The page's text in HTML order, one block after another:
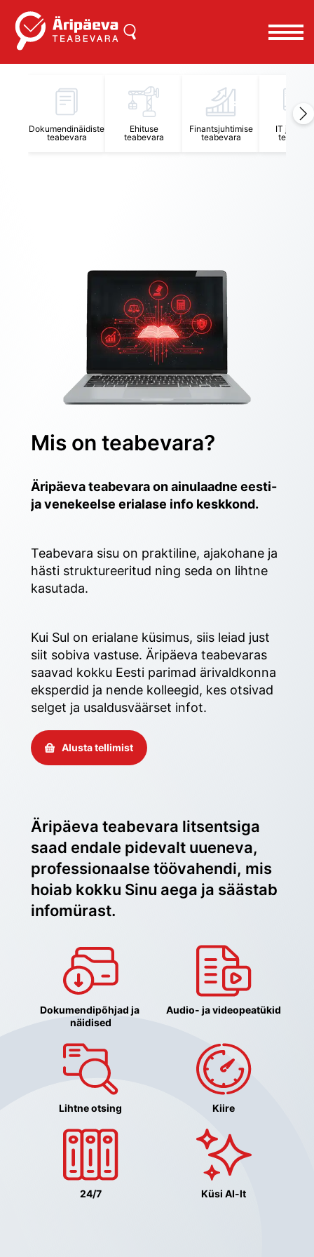
Dokumendinäidiste
teabevara
Ehituse
teabevara
Finantsjuhtimise
teabevara
IT
Mis on teabevara?
Äripäeva teabevara on ainulaadne eesti-
ja venekeelse erialase info keskkond.
Teabevara sisu on praktiline, ajakohane ja
hästi struktureeritud ning seda on lihtne
kasutada.
Kui Sul on erialane küsimus, siis leiad just
siit sobiva vastuse. Äripäeva teabevaras
saavad kokku Eesti parimad ärivaldkonna
eksperdid ja nende kolleegid, kes otsivad
selget ja usaldusväärset infot.
Alusta tellimist
Äripäeva teabevara litsentsiga
saad endale pidevalt uueneva,
professionaalse töövahendi, mis
hoiab kokku Sinu aega ja säästab
infomürast.
Dokumendipõhjad ja
näidised
Audio- ja videopeatükid
Lihtne otsing Kiire
24/7 Küsi AI-lt